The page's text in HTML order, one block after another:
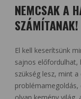
NEMCSAK A
SZÁMÍTANAK!
El kell keserítsünk
sajnos előfordulhat,
szükség lesz, mint
problémamegoldás,
olyan kemény világ,